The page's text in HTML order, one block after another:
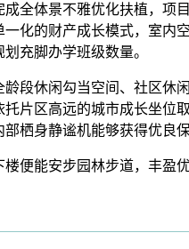
体景不雅优化扶植，项
化的财产成长模式，室
充脚办学班级数量。
休闲勾当空间、社区休
片区高远的城市成长坐
栖身静谧机能够获得优良保
能安步园林步道，丰盈